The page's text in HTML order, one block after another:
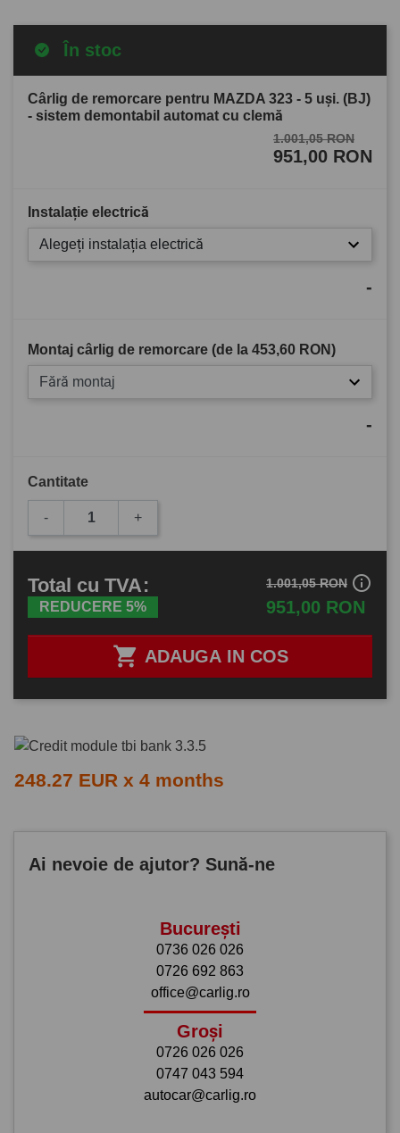
În stoc
Cârlig de remorcare pentru MAZDA 323 - 5 uşi. (BJ)
- sistem demontabil automat cu clemă
1.001,05 RON
951,00 RON
Instalație electrică
Alegeți instalația electrică
-
Montaj cârlig de remorcare (de la 453,60 RON)
Fără montaj
-
Cantitate
- +
 ADAUGA IN COS
Total cu TVA:
REDUCERE 5% 951,00 RON
1.001,05 RON info_outline
248.27 EUR x 4 months
Ai nevoie de ajutor? Sună-ne
București
0736 026 026
0726 692 863
office@carlig.ro
Groși
0726 026 026
0747 043 594
autocar@carlig.ro